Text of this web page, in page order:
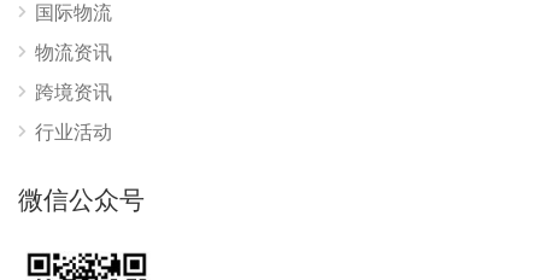
国际物流
物流资讯
跨境资讯
行业活动
微信公众号